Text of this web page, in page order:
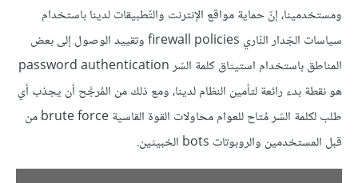
ومستخدمينا، إنّ حماية مواقع الإنترنت والتّطبيقات لدينا باستخدام
سياسات الجّدار النّاري firewall policies وتقييد الوصول إلى بعض
المناطق باستخدام استيثاق كلمة السّر password authentication
هو نقطة بدء رائعة لتأمين النظام لدينا، ومع ذلك من المُرجَّح أن يجذب أي
طلب لكلمة السّر مُتاح للعوام محاولات القوة القاسية brute force من
قبل المستخدمين والروبوتات bots الخبيثين.